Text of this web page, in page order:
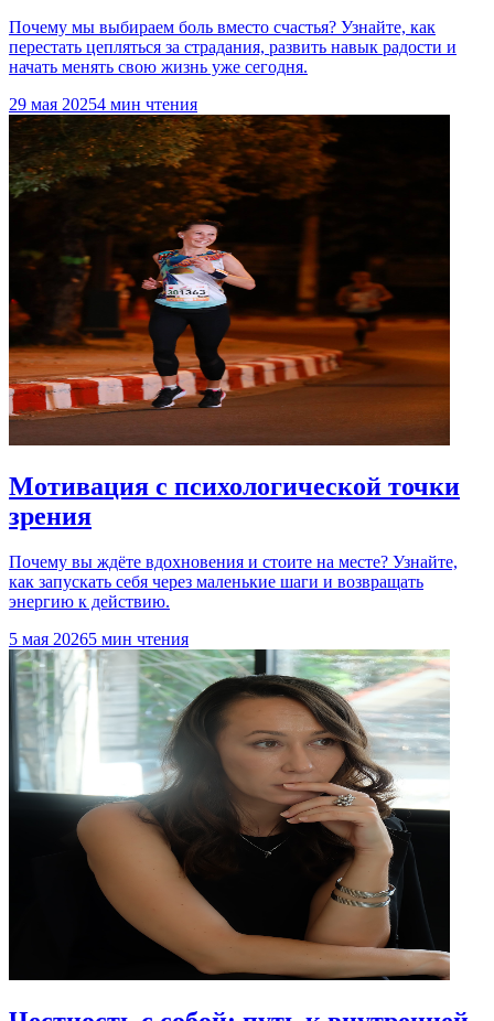
Почему мы выбираем боль вместо счастья? Узнайте, как
перестать цепляться за страдания, развить навык радости и
начать менять свою жизнь уже сегодня.
29 мая 20254 мин чтения
Мотивация с психологической точки
зрения
Почему вы ждёте вдохновения и стоите на месте? Узнайте,
как запускать себя через маленькие шаги и возвращать
энергию к действию.
5 мая 20265 мин чтения